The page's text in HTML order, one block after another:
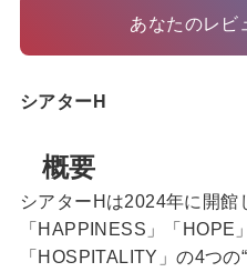
あなたのレビ
シアターH
概要
シアターHは2024年に開館
「HAPPINESS」「HOPE
「HOSPITALITY」の4つ